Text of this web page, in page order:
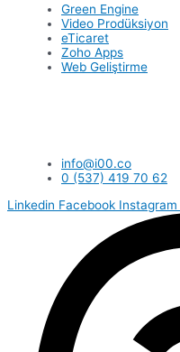
Green Engine
Video Prodüksiyon
eTicaret
Zoho Apps
Web Geliştirme
info@i00.co
0 (537) 419 70 62
Linkedin Facebook Instagram